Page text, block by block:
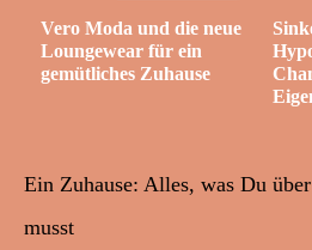
Vero Moda und die neue
Loungewear für ein
gemütliches Zuhause
Ein Zuhause: Alles, was Du
musst